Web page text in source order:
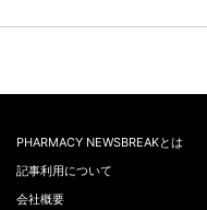
PHARMACY NEWSBREAKとは
記事利用について
会社概要